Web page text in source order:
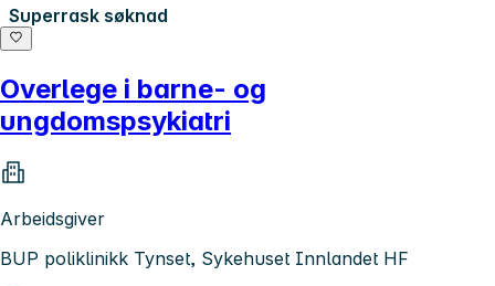
Superrask søknad
Overlege i barne- og
ungdomspsykiatri
Arbeidsgiver
BUP poliklinikk Tynset, Sykehuset Innlandet HF